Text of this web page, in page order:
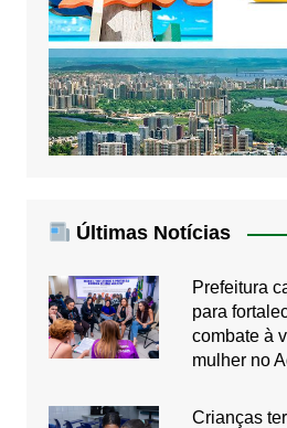
Últimas Notícias
Prefeitura
para
combate à
mulher no
Crianças